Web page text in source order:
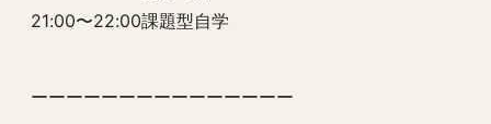
21:00〜22:00課題型自学
ーーーーーーーーーーーーーーー